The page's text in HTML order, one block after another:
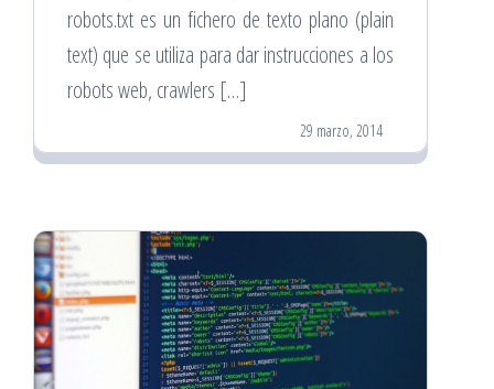
robots.txt es un fichero de texto plano (plain
text) que se utiliza para dar instrucciones a los
robots web, crawlers […]
29 marzo, 2014